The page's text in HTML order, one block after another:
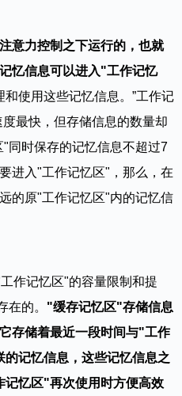
意力控制之下运行的，也就
忆信息可以进入"工作记忆
使用这些记忆信息。”工作记
最快，但存储信息的数量却
同时保存的记忆信息不超过7
进入"工作记忆区"，那么，在
的原"工作记忆区"内的记忆信
作记忆区"的容量限制和提
在的。 "缓存记忆区"存储信息
存储着最近一段时间与"工作
记忆信息，这些记忆信息之
记忆区"再次使用时方便高效